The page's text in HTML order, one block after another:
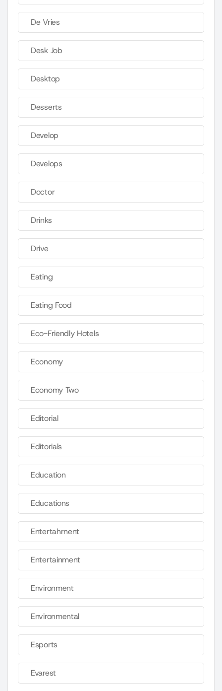
De Vries
Desk Job
Desktop
Desserts
Develop
Develops
Doctor
Drinks
Drive
Eating
Eating Food
Eco-Friendly Hotels
Economy
Economy Two
Editorial
Editorials
Education
Educations
Entertahrnent
Entertainment
Environment
Environmental
Esports
Evarest